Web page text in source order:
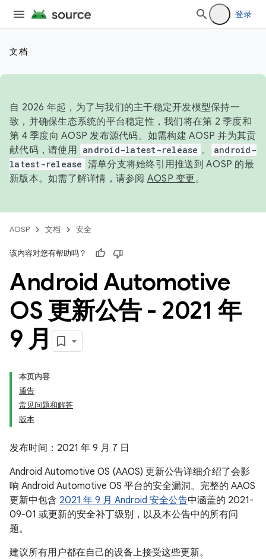
登录
文档
自 2026 年起，为了与我们的主干稳定开发模型保持一
致，并确保生态系统的平台稳定性，我们将在第 2 季度和
第 4 季度向 AOSP 发布源代码。如需构建 AOSP 并为其贡
献代码，请使用 android-latest-release 。
android-
latest-release 清单分支将始终引用推送到 AOSP 的最
新版本。如需了解详情，请参阅 AOSP 变更。
AOSP 文档 安全
该内容对您有帮助吗？
Android Automotive
OS 更新公告 - 2021 年
9 月
本页内容
通告
常见问题和解答
版本
发布时间：2021 年 9 月 7 日
Android Automotive OS (AAOS) 更新公告详细介绍了会影
响 Android Automotive OS 平台的安全漏洞。完整的 AAOS
更新中包含 2021 年 9 月 Android 安全公告中涵盖的 2021-
09-01 或更新的安全补丁级别，以及本公告中的所有问
题。
建议所有用户都在自己的设备上接受这些更新。